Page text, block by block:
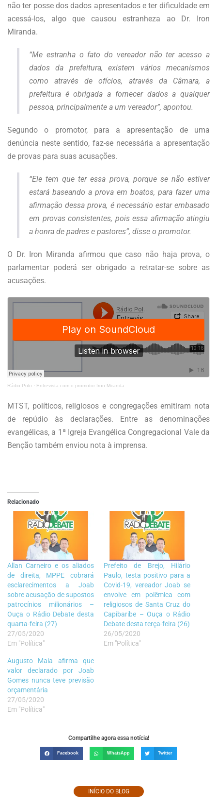
não ter posse dos dados apresentados e ter dificuldade em
acessá-los, algo que causou estranheza ao Dr. Iron
Miranda.
“Me estranha o fato do vereador não ter acesso a
dados da prefeitura, existem vários mecanismos
como através de ofícios, através da Câmara, a
prefeitura é obrigada a fornecer dados a qualquer
pessoa, principalmente a um vereador”, apontou.
Segundo o promotor, para a apresentação de uma
denúncia neste sentido, faz-se necessária a apresentação
de provas para suas acusações.
“Ele tem que ter essa prova, porque se não estiver
estará baseando a prova em boatos, para fazer uma
afirmação dessa prova, é necessário estar embasado
em provas consistentes, pois essa afirmação atingiu
a honra de padres e pastores”, disse o promotor.
O Dr. Iron Miranda afirmou que caso não haja prova, o
parlamentar poderá ser obrigado a retratar-se sobre as
acusações.
Rádio Polo · Entrevista com o promotor Iron Miranda
MTST, políticos, religiosos e congregações emitiram nota
de repúdio às declarações. Entre as denominações
evangélicas, a 1ª Igreja Evangélica Congregacional Vale da
Benção também enviou nota à imprensa.
Relacionado
Allan Carneiro e os aliados
de direita, MPPE cobrará
esclarecimentos a Joab
sobre acusação de supostos
patrocínios milionários –
Ouça o Rádio Debate desta
quarta-feira (27)
27/05/2020
Em "Política"
Prefeito de Brejo, Hilário
Paulo, testa positivo para a
Covid-19, vereador Joab se
envolve em polêmica com
religiosos de Santa Cruz do
Capibaribe – Ouça o Rádio
Debate desta terça-feira (26)
26/05/2020
Em "Política"
Augusto Maia afirma que
valor declarado por Joab
Gomes nunca teve previsão
orçamentária
27/05/2020
Em "Política"
Compartilhe agora essa notícia!
Facebook WhatsApp Twitter
INÍCIO DO BLOG